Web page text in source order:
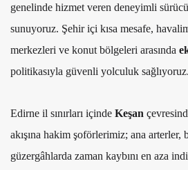
genelinde hizmet veren deneyimli sürücü
sunuyoruz. Şehir içi kısa mesafe,
merkezleri ve konut bölgeleri arasında
politikasıyla güvenli yolculuk sağlıyoruz.
Edirne il sınırları içinde Keşan
akışına hakim şoförlerimiz; ana arterler,
güzergâhlarda zaman kaybını en aza